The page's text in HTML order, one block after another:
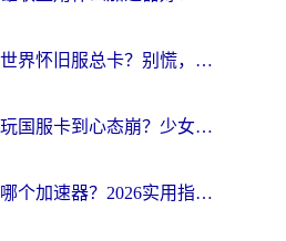
在非洲玩魔兽世界怀旧服总卡？别慌，这份指南帮你丝滑开荒
海外党必看：玩国服卡到心态崩？少女前线云图计划加速器免费推荐+碧蓝航线足球世界流畅攻略
海外打LOL用哪个加速器？2026实用指南：从延迟到设备适配，一篇解决你的国服游戏痛点